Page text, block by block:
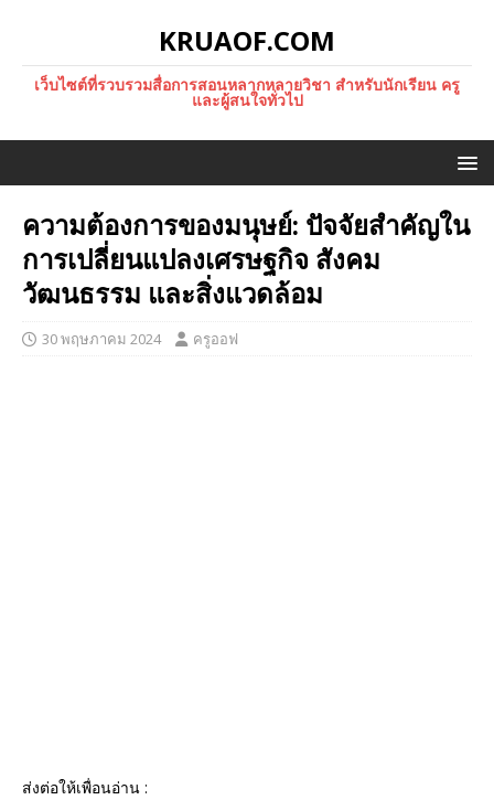
KRUAOF.COM
เว็บไซต์ที่รวบรวมสื่อการสอนหลากหลายวิชา สำหรับนักเรียน ครู
และผู้สนใจทั่วไป
ความต้องการของมนุษย์: ปัจจัยสำคัญใน
การเปลี่ยนแปลงเศรษฐกิจ สังคม
วัฒนธรรม และสิ่งแวดล้อม
30 พฤษภาคม 2024 ครูออฟ
ส่งต่อให้เพื่อนอ่าน :